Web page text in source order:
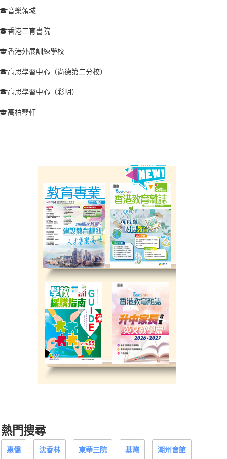
音樂領域
香港三育書院
香港外展訓練學校
高思學習中心（尚德第二分校）
高思學習中心（彩明）
高柏琴軒
熱門搜尋
惠僑 沈香林 東華三院 基灣 潮州會館